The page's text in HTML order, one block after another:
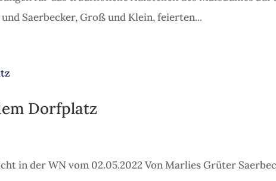
Saerbecker, Groß und Klein, feierten...
Dorfplatz
in der WN vom 02.05.2022 Von Marlies Grüter